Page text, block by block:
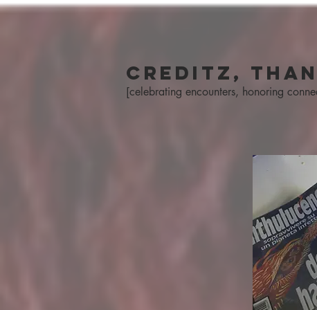
CReditz,
[celebrating encounters, honoring